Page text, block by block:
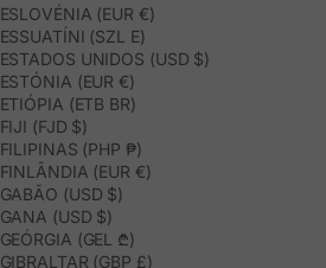
ESLOVÉNIA (EUR €)
ESSUATÍNI (SZL E)
ESTADOS UNIDOS (USD $)
ESTÓNIA (EUR €)
ETIÓPIA (ETB BR)
FIJI (FJD $)
FILIPINAS (PHP ₱)
FINLÂNDIA (EUR €)
GABÃO (USD $)
GANA (USD $)
GEÓRGIA (GEL ₾)
GIBRALTAR (GBP £)